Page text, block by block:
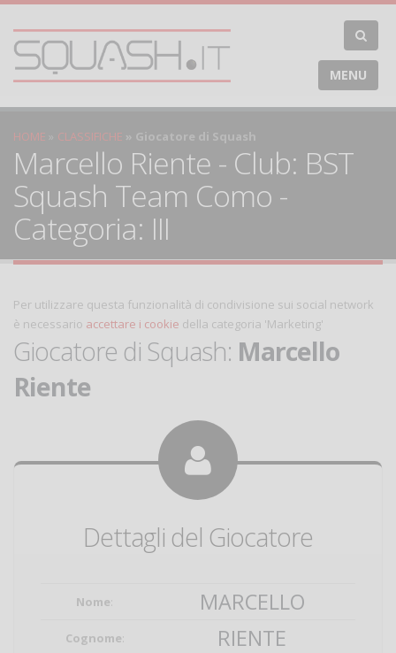
MENU
HOME CLASSIFICHE Giocatore di Squash
Marcello Riente - Club: BST
Squash Team Como -
Categoria: III
Per utilizzare questa funzionalità di condivisione sui social network
è necessario accettare i cookie della categoria 'Marketing'
Giocatore di Squash: Marcello
Riente
Dettagli del Giocatore
Nome: MARCELLO
Cognome: RIENTE